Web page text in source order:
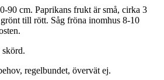
90 cm. Paprikans frukt är små, cirka 3
till rött. Såg fröna inomhus 8-10
regelbundet, övervät ej.